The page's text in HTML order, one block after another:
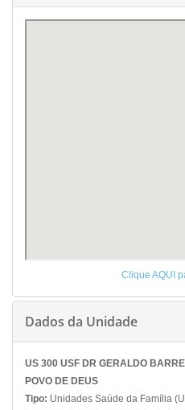
Clique AQUI
Dados da Unidade
US 300 USF DR GERALDO
POVO DE DEUS
Tipo: Unidades Saúde da Família